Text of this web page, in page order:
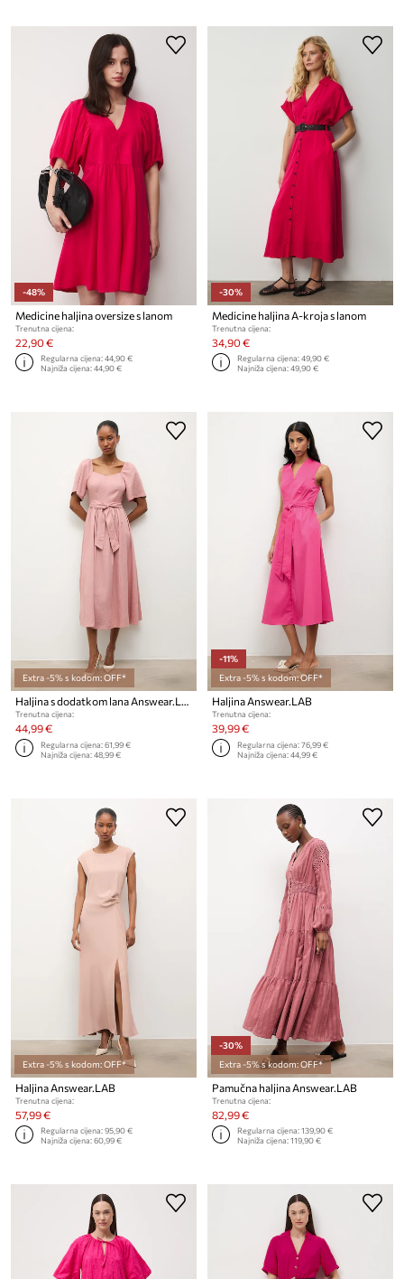
-48%
Medicine haljina oversize s lanom
Trenutna cijena:
22,90 €
Regularna cijena:44,90 €
Najniža cijena:44,90 €
-30%
Medicine haljina A-kroja s lanom
Trenutna cijena:
34,90 €
Regularna cijena:49,90 €
Najniža cijena:49,90 €
Extra -5% s kodom: OFF*
Haljina s dodatkom lana Answear.LAB
Trenutna cijena:
44,99 €
Regularna cijena:61,99 €
Najniža cijena:48,99 €
-11%
Extra -5% s kodom: OFF*
Haljina Answear.LAB
Trenutna cijena:
39,99 €
Regularna cijena:76,99 €
Najniža cijena:44,99 €
Extra -5% s kodom: OFF*
Haljina Answear.LAB
Trenutna cijena:
57,99 €
Regularna cijena:95,90 €
Najniža cijena:60,99 €
-30%
Extra -5% s kodom: OFF*
Pamučna haljina Answear.LAB
Trenutna cijena:
82,99 €
Regularna cijena:139,90 €
Najniža cijena:119,90 €